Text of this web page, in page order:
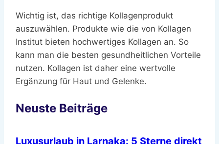
Wichtig ist, das richtige Kollagenprodukt
auszuwählen. Produkte wie die von Kollagen
Institut bieten hochwertiges Kollagen an. So
kann man die besten gesundheitlichen Vorteile
nutzen. Kollagen ist daher eine wertvolle
Ergänzung für Haut und Gelenke.
Neuste Beiträge
Luxusurlaub in Larnaka: 5 Sterne direkt